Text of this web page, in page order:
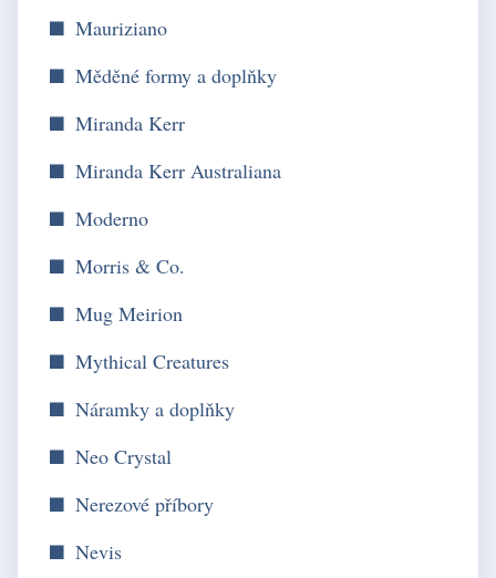
Mauriziano
Měděné formy a doplňky
Miranda Kerr
Miranda Kerr Australiana
Moderno
Morris & Co.
Mug Meirion
Mythical Creatures
Náramky a doplňky
Neo Crystal
Nerezové příbory
Nevis